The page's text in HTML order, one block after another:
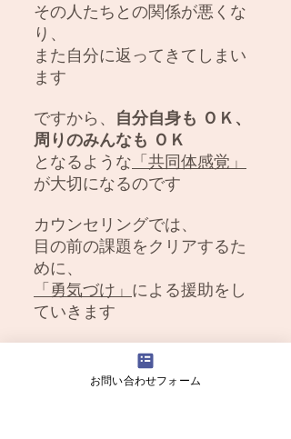
その人たちとの関係が悪くな
り、
また自分に返ってきてしまい
ます
ですから、 自分自身も ＯＫ、
周りのみんなも ＯＫ
となるような 「共同体感覚」
が大切になるのです
カウンセリングでは、
目の前の課題をクリアするた
めに、
「勇気づけ」 による援助をし
ていきます
問題解決のための「勇気づ
お問い合わせフォーム